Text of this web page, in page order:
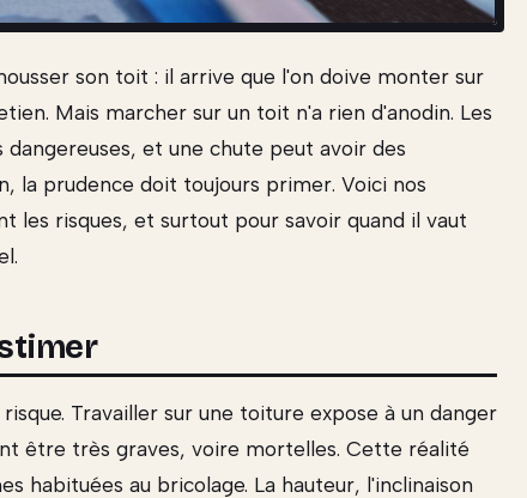
son toit : il arrive que l'on doive monter sur
Mais marcher sur un toit n'a rien d'anodin. Les
et une chute peut avoir des
la prudence doit toujours primer. Voici nos
les risques, et surtout pour savoir quand il vaut
Travailler sur une toiture expose à un danger
être très graves, voire mortelles. Cette réalité
habituées au bricolage. La hauteur, l'inclinaison